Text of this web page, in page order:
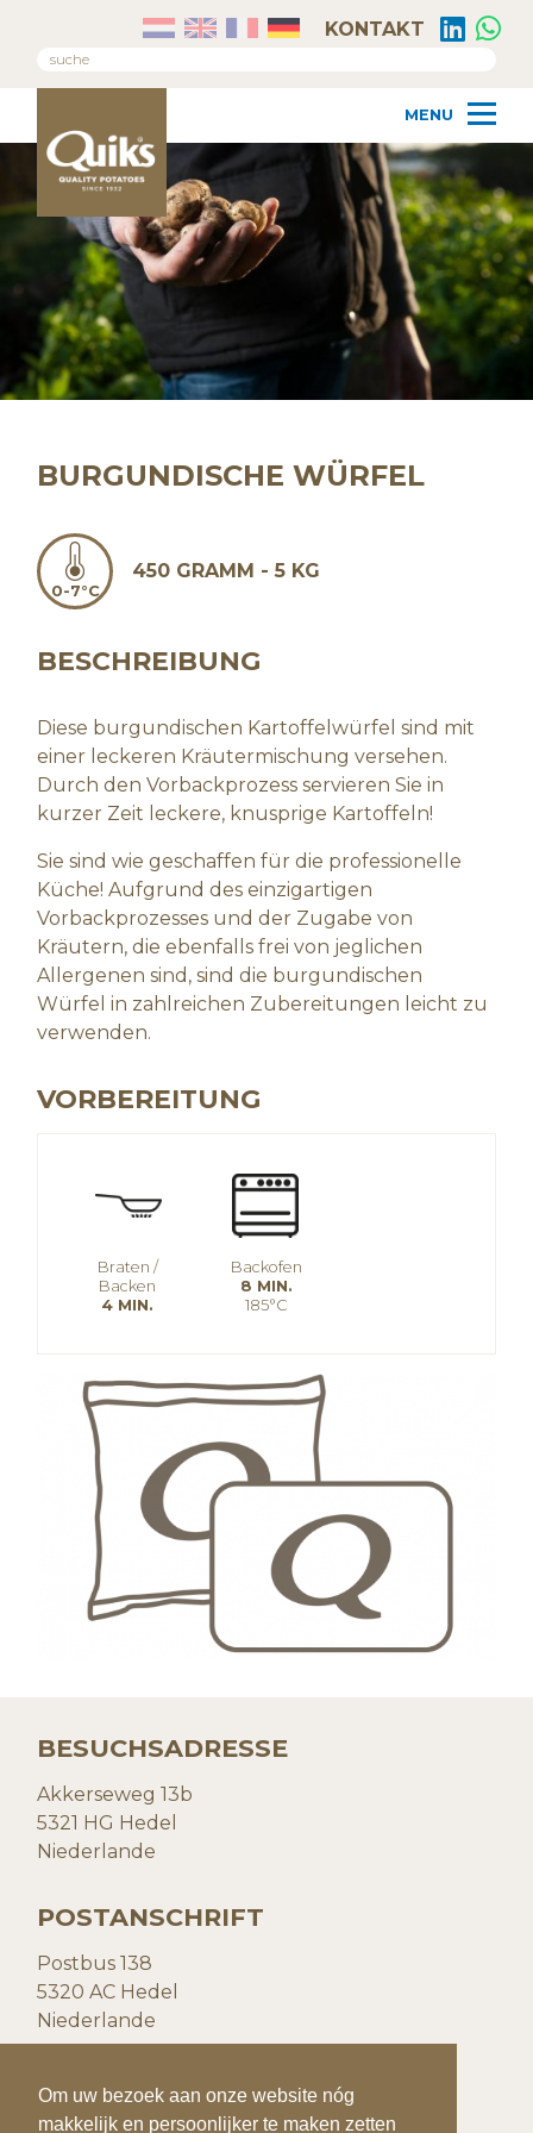
Om uw bezoek aan onze website nóg
makkelijk en persoonlijker te maken zetten
KONTAKT
BURGUNDISCHE WÜRFEL
0-7°C
450 GRAMM - 5 KG
BESCHREIBUNG
Diese burgundischen Kartoffelwürfel sind mit
einer leckeren Kräutermischung versehen.
Durch den Vorbackprozess servieren Sie in
kurzer Zeit leckere, knusprige Kartoffeln!
Sie sind wie geschaffen für die professionelle
Küche! Aufgrund des einzigartigen
Vorbackprozesses und der Zugabe von
Kräutern, die ebenfalls frei von jeglichen
Allergenen sind, sind die burgundischen
Würfel in zahlreichen Zubereitungen leicht zu
verwenden.
VORBEREITUNG
Braten /
Backen
4 MIN.
Backofen
8 MIN.
185°C
BESUCHSADRESSE
Akkerseweg 13b
5321 HG Hedel
Niederlande
POSTANSCHRIFT
Postbus 138
5320 AC Hedel
Niederlande
KONTAKTDATEN